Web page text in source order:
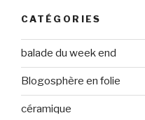
CATÉGORIES
balade du week end
Blogosphère en folie
céramique